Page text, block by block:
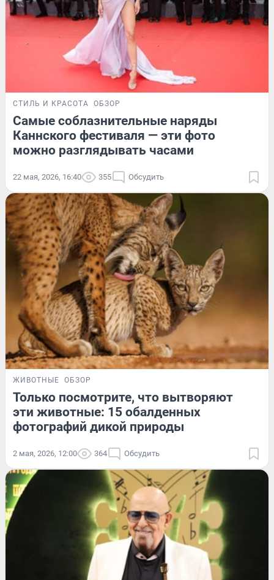
СТИЛЬ И КРАСОТА ОБЗОР
Самые соблазнительные наряды
Каннского фестиваля — эти фото
можно разглядывать часами
22 мая, 2026, 16:40 355 Обсудить
ЖИВОТНЫЕ ОБЗОР
Только посмотрите, что вытворяют
эти животные: 15 обалденных
фотографий дикой природы
2 мая, 2026, 12:00 364 Обсудить